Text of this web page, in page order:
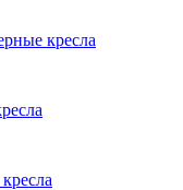
кресла